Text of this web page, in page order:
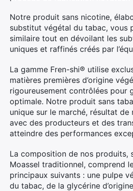
Notre produit sans nicotine,
substitut végétal du tabac, vous
similaire tout en dévoilant les
uniques et raffinés créés par
La gamme Fren-shi® utilise
matières premières d’origine
rigoureusement contrôlées pour
optimale. Notre produit sans
unique sur le marché, résultat
avec des producteurs et des
atteindre des performances
La composition de nos produits,
Moassel traditionnel, comprend
principaux suivants : une pulpe
du tabac, de la glycérine